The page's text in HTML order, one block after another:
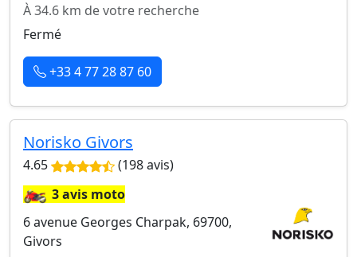
À 34.6 km de votre recherche
Fermé
+33 4 77 28 87 60
Norisko Givors
4.65 (198 avis)
🏍️3 avis moto
6 avenue Georges Charpak, 69700,
Givors